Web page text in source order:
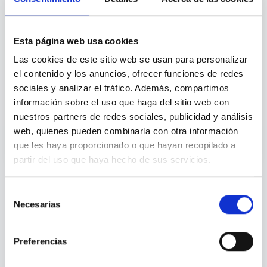
Esta página web usa cookies
Las cookies de este sitio web se usan para personalizar
el contenido y los anuncios, ofrecer funciones de redes
sociales y analizar el tráfico. Además, compartimos
información sobre el uso que haga del sitio web con
nuestros partners de redes sociales, publicidad y análisis
web, quienes pueden combinarla con otra información
que les haya proporcionado o que hayan recopilado a
partir del uso que haya hecho de sus servicios.
Necesarias
Preferencias
Para HR
Datos para People
Métricas agregadas para prevenir riesgos
psicosociales.
Privacidad absoluta para el empleado. Visibilidad estratégica
para People. Sin acceso a datos individuales.